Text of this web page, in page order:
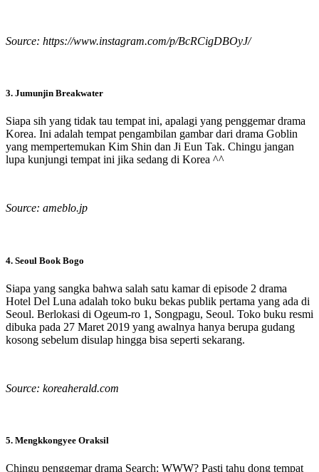
Source: https://www.instagram.com/p/BcRCigDBOyJ/
3. Jumunjin Breakwater
Siapa sih yang tidak tau tempat ini, apalagi yang penggemar drama
Korea. Ini adalah tempat pengambilan gambar dari drama Goblin
yang mempertemukan Kim Shin dan Ji Eun Tak. Chingu jangan
lupa kunjungi tempat ini jika sedang di Korea ^^
Source: ameblo.jp
4. Seoul Book Bogo
Siapa yang sangka bahwa salah satu kamar di episode 2 drama
Hotel Del Luna adalah toko buku bekas publik pertama yang ada di
Seoul. Berlokasi di Ogeum-ro 1, Songpagu, Seoul. Toko buku resmi
dibuka pada 27 Maret 2019 yang awalnya hanya berupa gudang
kosong sebelum disulap hingga bisa seperti sekarang.
Source: koreaherald.com
5. Mengkkongyee Oraksil
Chingu penggemar drama Search: WWW? Pasti tahu dong tempat